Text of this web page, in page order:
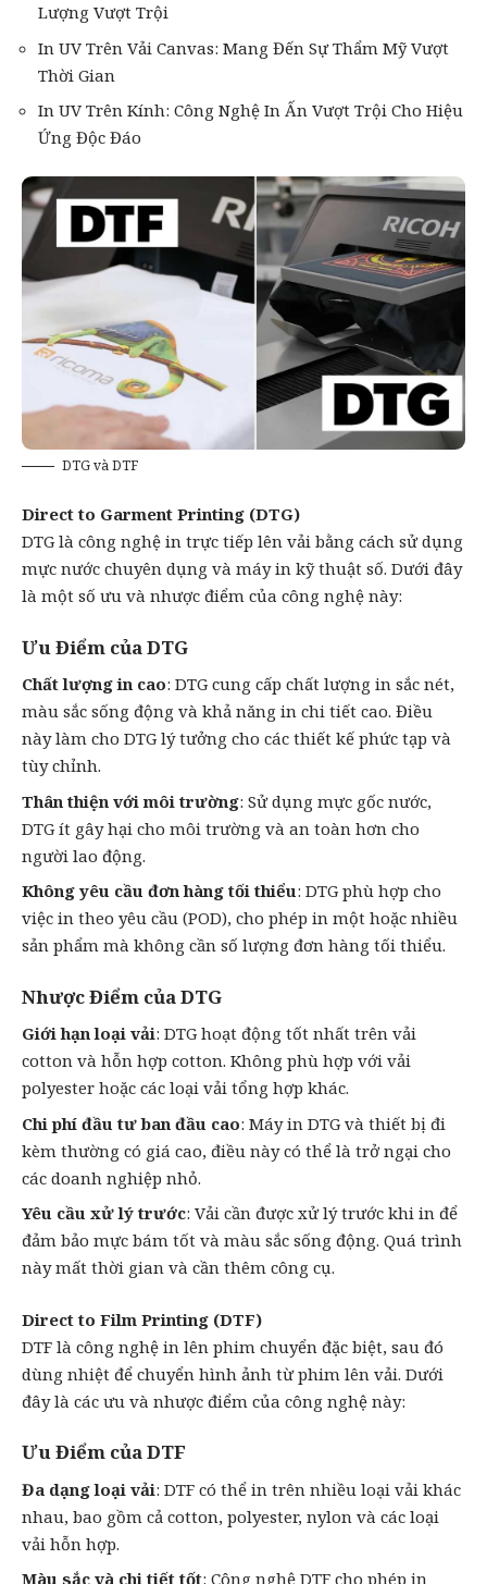
Lượng Vượt Trội
In UV Trên Vải Canvas: Mang Đến Sự Thẩm Mỹ Vượt
Thời Gian
In UV Trên Kính: Công Nghệ In Ấn Vượt Trội Cho Hiệu
Ứng Độc Đáo
DTG và DTF
Direct to Garment Printing (DTG)
DTG là công nghệ in trực tiếp lên vải bằng cách sử dụng
mực nước chuyên dụng và máyin kỹ thuật số. Dưới đây
là một số ưu và nhược điểm của công nghệ này:
Ưu Điểm của DTG
Chất lượng in cao: DTG cung cấp chất lượng in sắc nét,
màu sắc sống động và khả năng in chi tiết cao. Điều
này làm cho DTG lý tưởng cho các thiết kế phức tạp và
tùy chỉnh.
Thân thiện với môi trường: Sử dụng mực gốc nước,
DTG ít gây hại cho môi trường và an toàn hơn cho
người lao động.
Không yêu cầu đơn hàng tối thiểu: DTG phù hợp cho
việc in theo yêu cầu (POD), cho phép in một hoặc nhiều
sản phẩm mà không cần số lượng đơn hàng tối thiểu.
Nhược Điểm của DTG
Giới hạn loại vải: DTG hoạt động tốt nhất trên vải
cotton và hỗn hợp cotton. Không phù hợp với vải
polyester hoặc các loại vải tổng hợp khác.
Chi phí đầu tư ban đầu cao: Máy in DTG và thiết bị đi
kèm thường có giá cao, điều này có thể là trở ngại cho
các doanh nghiệp nhỏ.
Yêu cầu xử lý trước: Vải cần được xử lý trước khi in để
đảm bảo mực bám tốt và màu sắc sống động. Quá trình
này mất thời gian và cần thêm công cụ.
Direct to Film Printing (DTF)
DTF là công nghệ in lên phim chuyển đặc biệt, sau đó
dùng nhiệt để chuyển hình ảnh từ phim lên vải. Dưới
đây là các ưu và nhược điểm của công nghệ này:
Ưu Điểm của DTF
Đa dạng loại vải: DTF có thể in trên nhiều loại vải khác
nhau, bao gồm cả cotton, polyester, nylon và các loại
vải hỗn hợp.
Màu sắc và chi tiết tốt: Công nghệ DTF cho phép in